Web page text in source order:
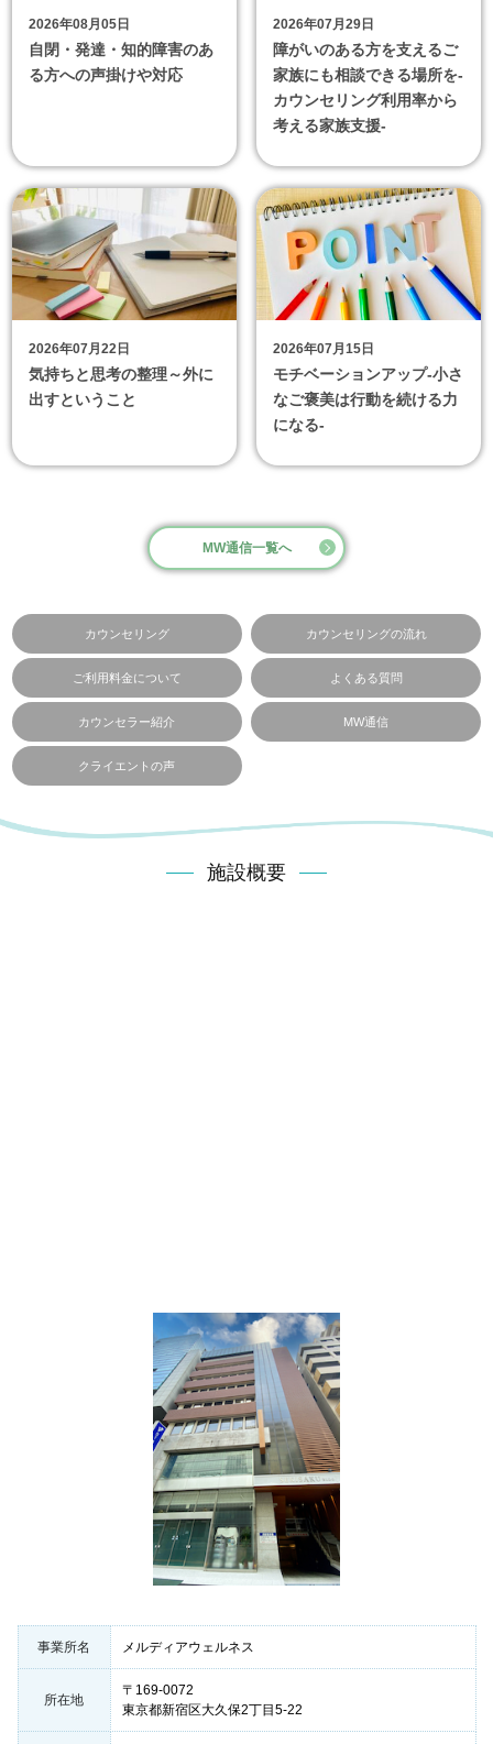
2026年08月05日
自閉・発達・知的障害のあ
る方への声掛けや対応
2026年07月29日
障がいのある方を支えるご
家族にも相談できる場所を-
カウンセリング利用率から
考える家族支援-
2026年07月22日
気持ちと思考の整理～外に
出すということ
2026年07月15日
モチベーションアップ‐小さ
なご褒美は行動を続ける力
になる‐
MW通信一覧へ
カウンセリング カウンセリングの流れ
ご利用料金について よくある質問
カウンセラー紹介 MW通信
クライエントの声
施設概要
事業所名 メルディアウェルネス
所在地
〒169-0072
東京都新宿区大久保2丁目5-22